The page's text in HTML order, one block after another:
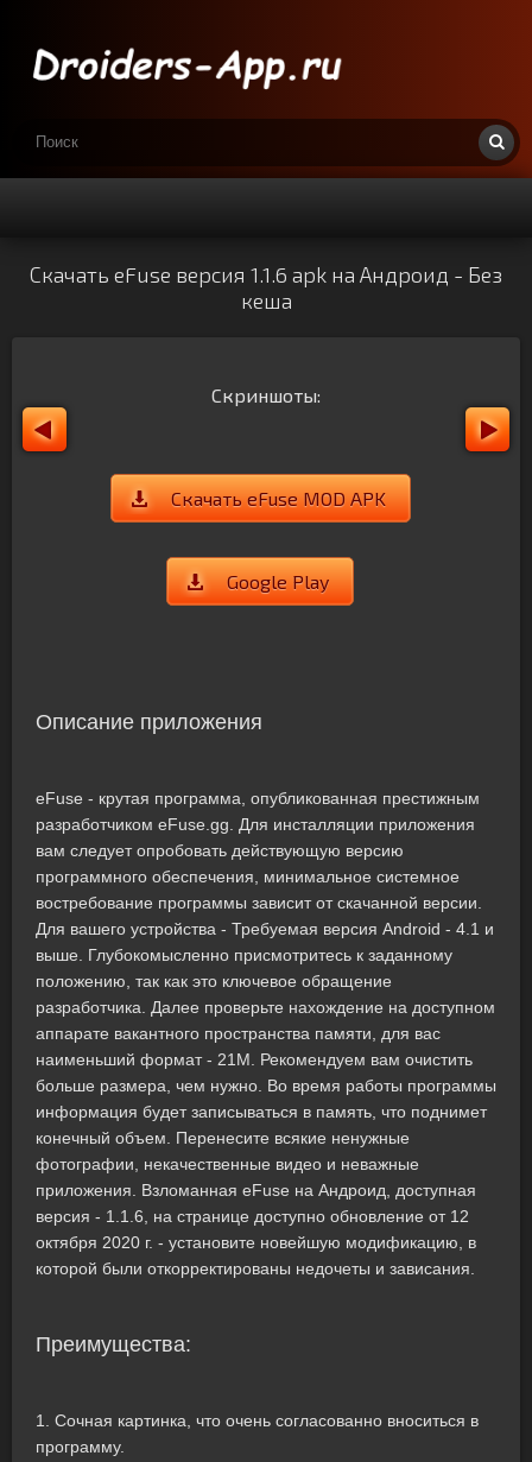
Скачать eFuse версия 1.1.6 apk на Андроид - Без
кеша
Скриншоты:
Скачать eFuse MOD APK
Google Play
Описание приложения
eFuse - крутая программа, опубликованная престижным
разработчиком eFuse.gg. Для инсталляции приложения
вам следует опробовать действующую версию
программного обеспечения, минимальное системное
востребование программы зависит от скачанной версии.
Для вашего устройства - Требуемая версия Android - 4.1 и
выше. Глубокомысленно присмотритесь к заданному
положению, так как это ключевое обращение
разработчика. Далее проверьте нахождение на доступном
аппарате вакантного пространства памяти, для вас
наименьший формат - 21M. Рекомендуем вам очистить
больше размера, чем нужно. Во время работы программы
информация будет записываться в память, что поднимет
конечный объем. Перенесите всякие ненужные
фотографии, некачественные видео и неважные
приложения. Взломанная eFuse на Андроид, доступная
версия - 1.1.6, на странице доступно обновление от 12
октября 2020 г. - установите новейшую модификацию, в
которой были откорректированы недочеты и зависания.
Преимущества:
1. Сочная картинка, что очень согласованно вноситься в
программу.